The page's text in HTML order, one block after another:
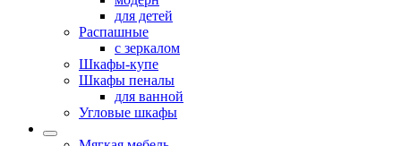
для детей
Распашные
с зеркалом
Шкафы-купе
Шкафы пеналы
для ванной
Угловые шкафы